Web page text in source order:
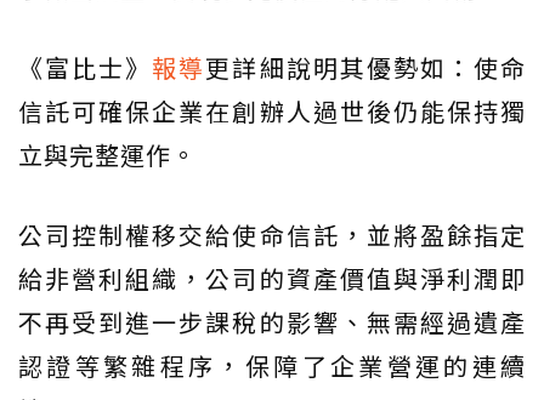
《富比士》 報導更詳細說明其優勢如：使命
信託可確保企業在創辦人過世後仍能保持獨
立與完整運作。
公司控制權移交給使命信託，並將盈餘指定
給非營利組織，公司的資產價值與淨利潤即
不再受到進一步課稅的影響、無需經過遺產
認證等繁雜程序，保障了企業營運的連續